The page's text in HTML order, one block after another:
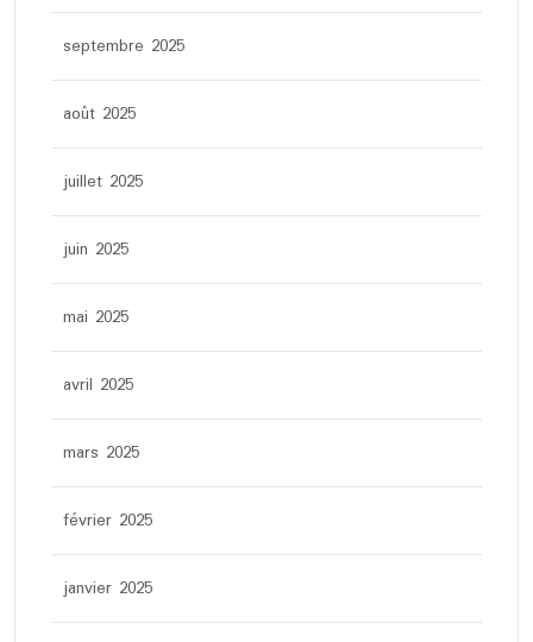
septembre 2025
août 2025
juillet 2025
juin 2025
mai 2025
avril 2025
mars 2025
février 2025
janvier 2025